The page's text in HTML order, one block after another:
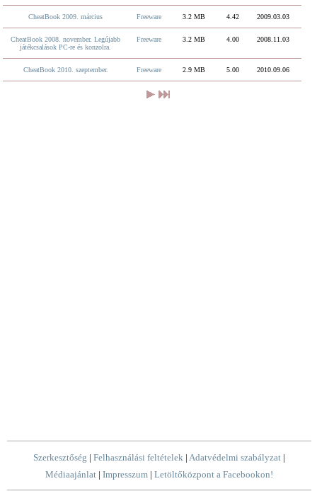
CheatBook 2009. március Freeware 3.2 MB 4.42 2009.03.03
CheatBook 2008. november. Legújabb
játékcsalások PC-re és konzolra.
Freeware 3.2 MB 4.00 2008.11.03
CheatBook 2010. szeptember. Freeware 2.9 MB 5.00 2010.09.06
Szerkesztőség |Felhasználási feltételek |Adatvédelmi szabályzat |
Médiaajánlat |Impresszum |Letöltőközpont a Facebookon!